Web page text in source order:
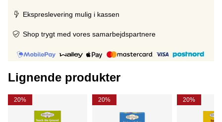
Ekspreslevering mulig i kassen
Shop trygt med vores samarbejdspartnere
Lignende produkter
20% 20% 20%